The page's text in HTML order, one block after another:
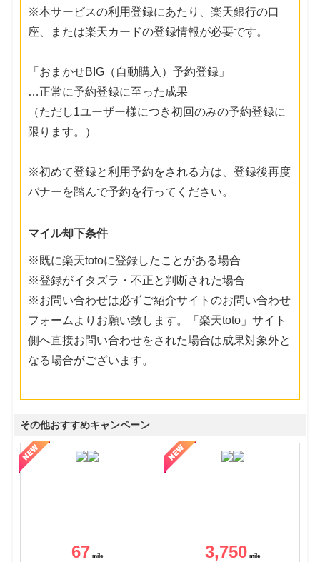
※本サービスの利用登録にあたり、楽天銀行の口
座、または楽天カードの登録情報が必要です。
「おまかせBIG（自動購入）予約登録」
…正常に予約登録に至った成果
（ただし1ユーザー様につき初回のみの予約登録に
限ります。）
※初めて登録と利用予約をされる方は、登録後再度
バナーを踏んで予約を行ってください。
マイル却下条件
※既に楽天totoに登録したことがある場合
※登録がイタズラ・不正と判断された場合
※お問い合わせは必ずご紹介サイトのお問い合わせ
フォームよりお願い致します。「楽天toto」サイト
側へ直接お問い合わせをされた場合は成果対象外と
なる場合がございます。
その他おすすめキャンペーン
67 3,750